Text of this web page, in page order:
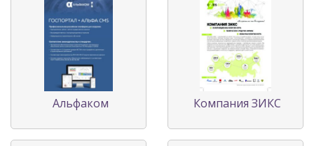
Альфаком Компания ЗИКС